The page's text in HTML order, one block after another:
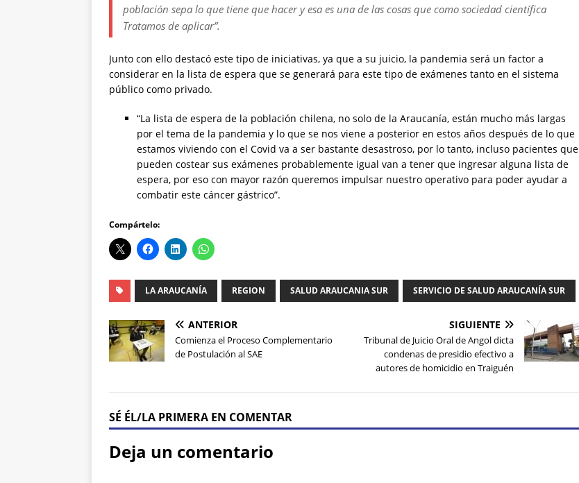
población sepa lo que tiene que hacer y esa es una de las cosas que como sociedad científica
Tratamos de aplicar”.
Junto con ello destacó este tipo de iniciativas, ya que a su juicio, la pandemia será un factor a
considerar en la lista de espera que se generará para este tipo de exámenes tanto en el sistema
público como privado.
“La lista de espera de la población chilena, no solo de la Araucanía, están mucho más largas
por el tema de la pandemia y lo que se nos viene a posterior en estos años después de lo que
estamos viviendo con el Covid va a ser bastante desastroso, por lo tanto, incluso pacientes que
pueden costear sus exámenes probablemente igual van a tener que ingresar alguna lista de
espera, por eso con mayor razón queremos impulsar nuestro operativo para poder ayudar a
combatir este cáncer gástrico”.
Compártelo:
LA ARAUCANÍA REGION SALUD ARAUCANIA SUR SERVICIO DE SALUD ARAUCANÍA SUR
ANTERIOR
Comienza el Proceso Complementario
de Postulación al SAE
SIGUIENTE
Tribunal de Juicio Oral de Angol dicta
condenas de presidio efectivo a
autores de homicidio en Traiguén
SÉ ÉL/LA PRIMERA EN COMENTAR
Deja un comentario